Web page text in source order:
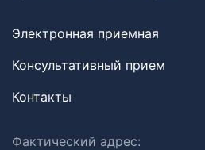
Электронная приемная
Консультативный прием
Контакты
Фактический адрес: